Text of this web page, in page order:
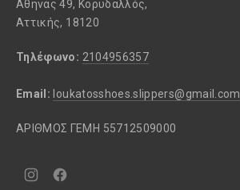
Αθηνάς 49, Κορυδαλλός,
Αττικής, 18120
Τηλέφωνο: 2104956357
Email: loukatosshoes.slippers@gmail.com
ΑΡΙΘΜΟΣ ΓΕΜΗ 55712509000
Νέο
Νέο